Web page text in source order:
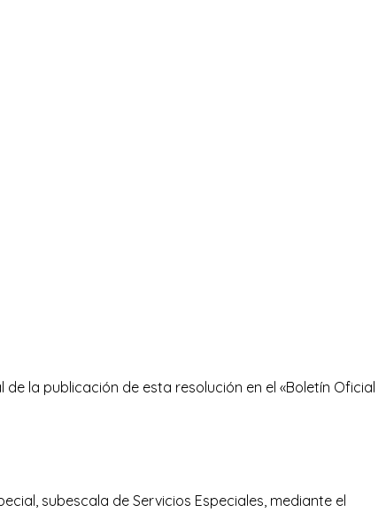
la publicación de esta resolución en el «Boletín Oficial
subescala de Servicios Especiales, mediante el